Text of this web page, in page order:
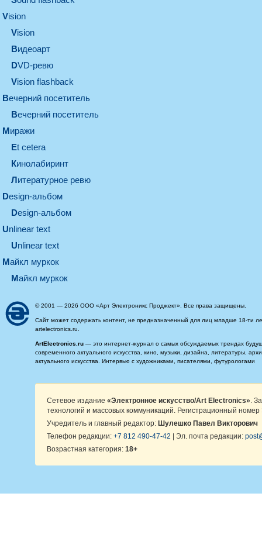
vision
vision
видеоарт
DVD-ревю
Vision flashback
вечерний посетитель
вечерний посетитель
миражи
et cetera
кинолабиринт
литературное ревю
design-альбом
design-альбом
unlinear text
Unlinear text
майкл муркок
майкл муркок
© 2001 — 2026 ООО «Арт Электроникс Проджект». Все права защищены.
Сайт может содержать контент, не предназначенный для лиц младше 18-ти
artelectronics.ru.
ArtElectronics.ru — это интернет-журнал о самых обсуждаемых трендах
современного актуального искусства, кино, музыки, дизайна, литературы,
актуального искусства. Интервью с художниками, писателями, футурологами
Сетевое издание «Электронное искусство/Art Electronics» .
технологий и массовых коммуникаций. Регистрационный
Учредитель и главный редактор: Шулешко Павел Викторович
Телефон редакции: +7 812 490-47-42 | Эл. почта редакции:
Возрастная категория: 18+